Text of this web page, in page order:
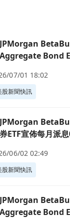
U.S.
JPMorgan
Aggregate Bond
股新聞快訊
07/01 18:02
美國綜合
JPMorgan
券ETF宣佈每月派
股新聞快訊
06/02 02:49
U.S.
JPMorgan
Aggregate Bond